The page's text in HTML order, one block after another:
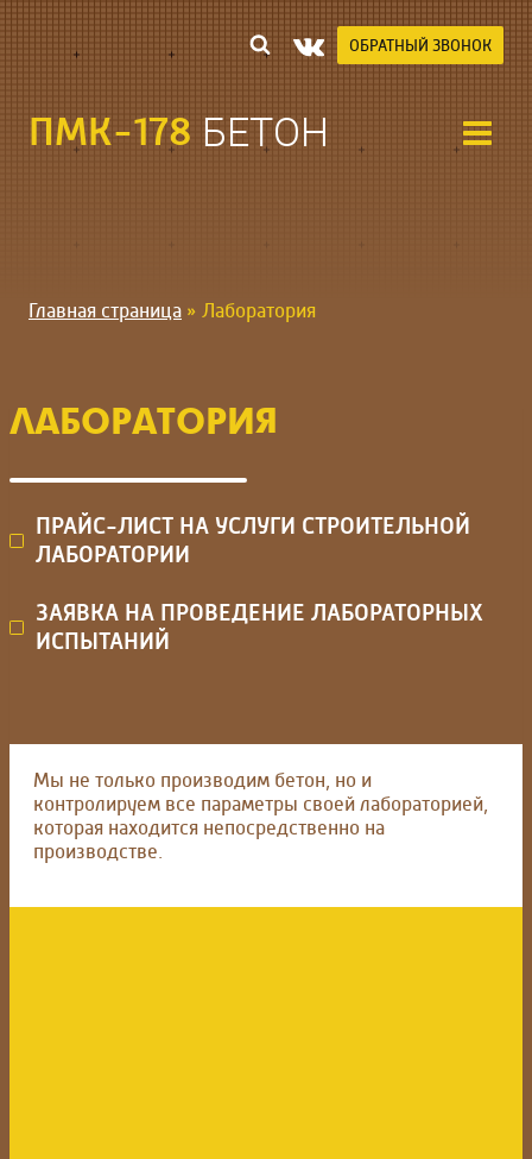
содержимому
ОБРАТНЫЙ ЗВОНОК
ПМК-178 БЕТОН
Главная страница » Лаборатория
ЛАБОРАТОРИЯ
ПРАЙС-ЛИСТ НА УСЛУГИ СТРОИТЕЛЬНОЙ
ЛАБОРАТОРИИ
ЗАЯВКА НА ПРОВЕДЕНИЕ ЛАБОРАТОРНЫХ
ИСПЫТАНИЙ
Мы не только производим бетон, но и
контролируем все параметры своей лабораторией,
которая находится непосредственно на
производстве.